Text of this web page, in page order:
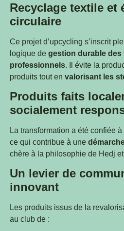
Recyclage textile et
circulaire
Ce projet d’upcycling s’inscrit
logique de gestion durable des
professionnels. Il évite la
produits tout en valorisant les
Produits faits
socialement
La transformation a été confiée à
ce qui contribue à une
chère à la philosophie de Hedj
Un levier de
innovant
Les produits issus de la
au club de :